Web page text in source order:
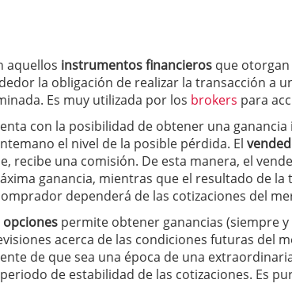
y GM consiguen licencia bancaria: nuevas
ligados al sector automotriz 26/01/2026
qué el ahorro precautorio sigue al alza entre los
bancos tradicionales reaccionan: nuevas cuentas al
de los neobancos 12/01/2026
al 4 % siguen vigentes en varias entidades:
pedir? 09/01/2026
aquellos instrumentos financieros que
la obligación de realizar la transacción a
Es muy utilizada por los brokers para
con la posibilidad de obtener una ganancia
el nivel de la posible pérdida. El
recibe una comisión. De esta manera, el
ganancia, mientras que el resultado de la
dependerá de las cotizaciones del
permite obtener ganancias (siempre
acerca de las condiciones futuras del
de que sea una época de una
de estabilidad de las cotizaciones. Es